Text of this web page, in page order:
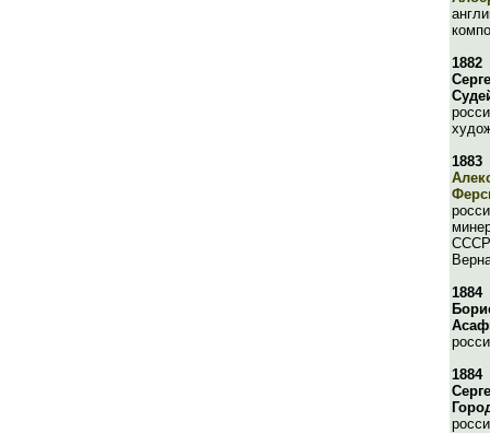
1882
1883
СССР
1884
1884